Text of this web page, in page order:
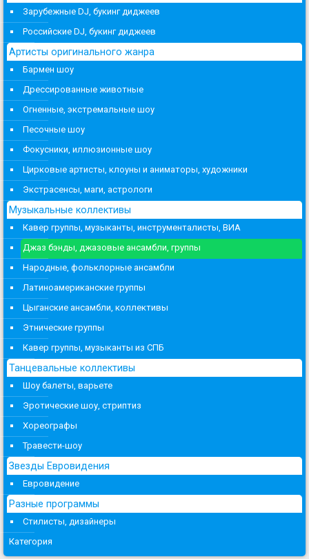
Зарубежные DJ, букинг диджеев
Российские DJ, букинг диджеев
Артисты оригинального жанра
Бармен шоу
Дрессированные животные
Огненные, экстремальные шоу
Песочные шоу
Фокусники, иллюзионные шоу
Цирковые артисты, клоуны и аниматоры, художники
Экстрасенсы, маги, астрологи
Музыкальные коллективы
Кавер группы, музыканты, инструменталисты, ВИА
Джаз бэнды, джазовые ансамбли, группы
Народные, фольклорные ансамбли
Латиноамериканские группы
Цыганские ансамбли, коллективы
Этнические группы
Кавер группы, музыканты из СПБ
Танцевальные коллективы
Шоу балеты, варьете
Эротические шоу, стриптиз
Хореографы
Травести-шоу
Звезды Евровидения
Евровидение
Разные программы
Стилисты, дизайнеры
Категория